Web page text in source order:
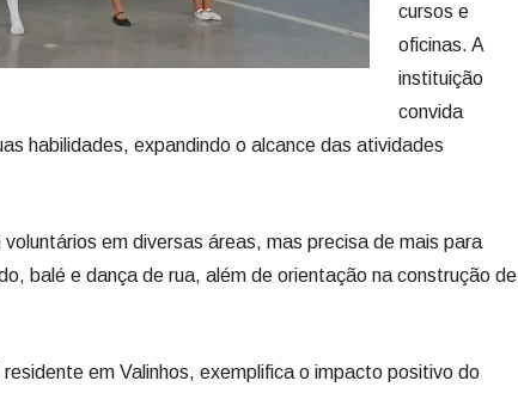
cursos e
oficinas. A
instituição
convida
habilidades, expandindo o alcance das atividades
em diversas áreas, mas precisa de mais para
balé e dança de rua, além de orientação na construção de
residente em Valinhos, exemplifica o impacto positivo do